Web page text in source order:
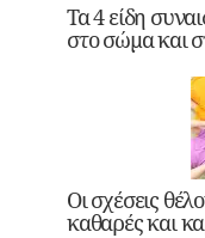
Τα 4 είδη
στο σώμα και
Οι σχέσεις
καθαρές και